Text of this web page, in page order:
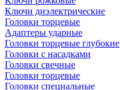
Ключи диэлектрические
Головки торцевые
Адаптеры ударные
Головки торцевые глубокие
Головки с насадками
Головки свечные
Головки торцевые
Головки специальные